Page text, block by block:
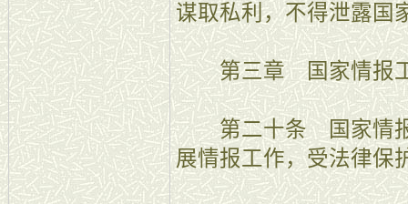
谋取私利，不得泄露国
第三章 国家情报工
第二十条 国家情报
展情报工作，受法律保